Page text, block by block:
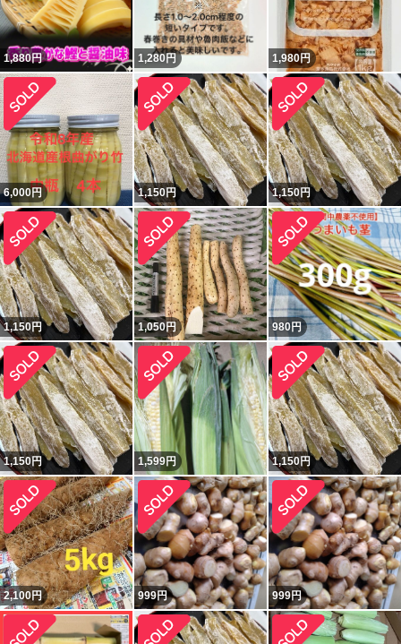
1,880円 1,280円 1,980円
6,000円 1,150円 1,150円
1,150円 1,050円 980円
1,150円 1,599円 1,150円
2,100円 999円 999円